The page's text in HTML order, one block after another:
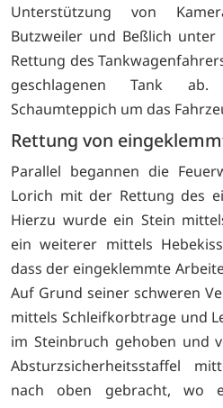
Unterstützung von
Butzweiler und Beßlich
Rettung des
geschlagenen Tank
Schaumteppich um das
Rettung von
Parallel begannen die
Lorich mit der Rettung des
Hierzu wurde ein Stein
ein weiterer mittels
dass der eingeklemmte
Auf Grund seiner schweren
mittels Schleifkorbtrage und
im Steinbruch gehoben und
Absturzsicherheitsstaffel
nach oben gebracht, wo